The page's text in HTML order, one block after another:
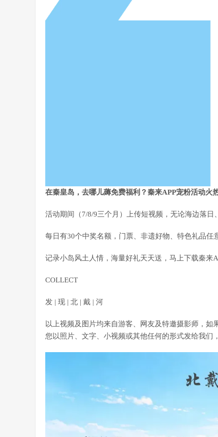
在秦皇岛，去哪儿薅免费福利？秦来APP宠粉活动火
活动期间（7/8/9三个月）上传短视频，无论海边落
每日有30个中奖名额，门票、非遗好物、特色礼品任
记录小岛风土人情，海量好礼天天送，马上下载秦来
COLLECT
发 | 现 | 北 | 戴 | 河
以上视频及图片均来自游客、网友及特邀摄影师，
您以照片、文字、小视频或其他任何的形式发给我们